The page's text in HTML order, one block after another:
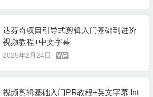
达芬奇项目引导式剪辑入门基础到进阶
视频教程+中文字幕
2025年2月24日
视频剪辑基础入门PR教程+英文字幕 Int